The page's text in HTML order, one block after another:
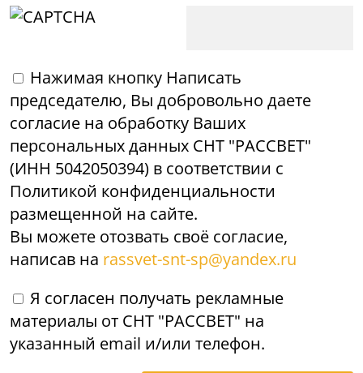
Нажимая кнопку Написать
председателю, Вы добровольно даете
согласие на обработку Ваших
персональных данных СНТ "РАССВЕТ"
(ИНН 5042050394) в соответствии с
Политикой конфиденциальности
размещенной на сайте.
Вы можете отозвать своё согласие,
написав на rassvet-snt-sp@yandex.ru
Я согласен получать рекламные
материалы от СНТ "РАССВЕТ" на
указанный email и/или телефон.